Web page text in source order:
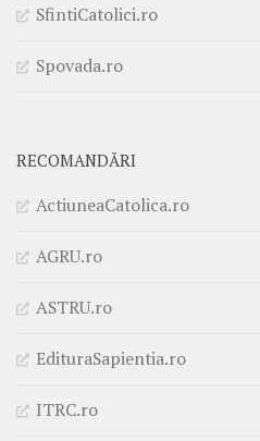
SfintiCatolici.ro
Spovada.ro
RECOMANDĂRI
ActiuneaCatolica.ro
AGRU.ro
ASTRU.ro
EdituraSapientia.ro
ITRC.ro